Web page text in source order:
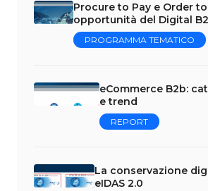
Procure to Pay e Order to
opportunità del Digital
PROGRAMMA TEMATICO
eCommerce B2b:
e trend
REPORT
La conservazione
eIDAS 2.0